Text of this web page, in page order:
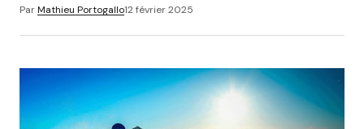
ParMathieu Portogallo12 février 2025